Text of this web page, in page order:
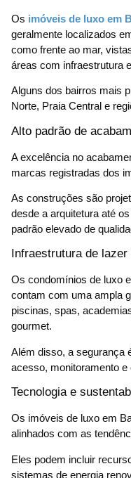
Os imóveis de luxo em
geralmente localizados
como frente ao mar,
áreas com infraestrutura
Alguns dos bairros mais
Norte, Praia Central e
Alto padrão de
A excelência no
marcas registradas dos
As construções são
desde a arquitetura até
padrão elevado de
Infraestrutura de
Os condomínios de luxo
contam com uma ampla
piscinas, spas,
gourmet.
Além disso, a segurança
acesso, monitoramento e
Tecnologia e
Os imóveis de luxo em
alinhados com as
Eles podem incluir
sistemas de energia